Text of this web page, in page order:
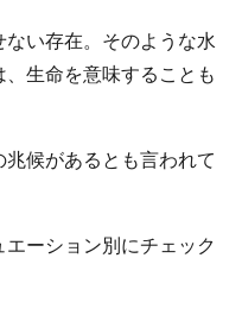
い存在。そのような水
生命を意味することも
候があるとも言われて
ーション別にチェック